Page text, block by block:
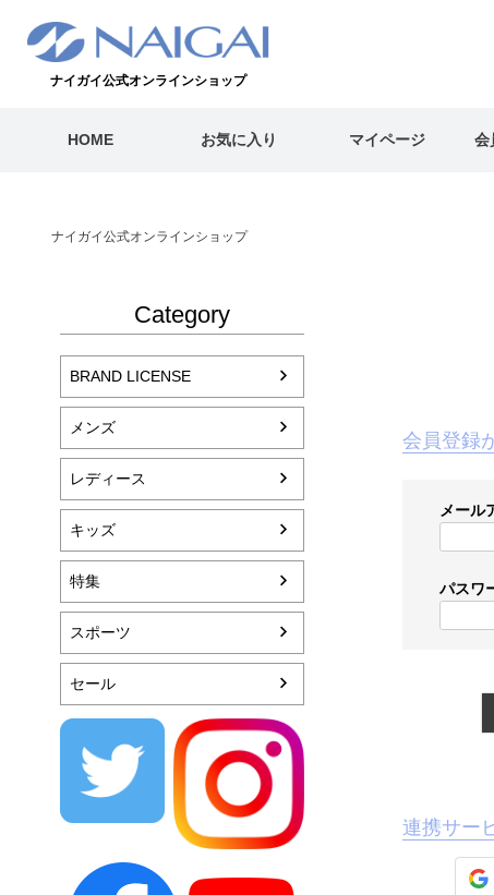
ナイガイ公式オンラインショップ
HOME お気に入り マイページ 会
ナイガイ公式オンラインショップ
Category
BRAND LICENSE
メンズ
レディース
キッズ
特集
スポーツ
セール
会員登録
メール
パスワ
連携サー